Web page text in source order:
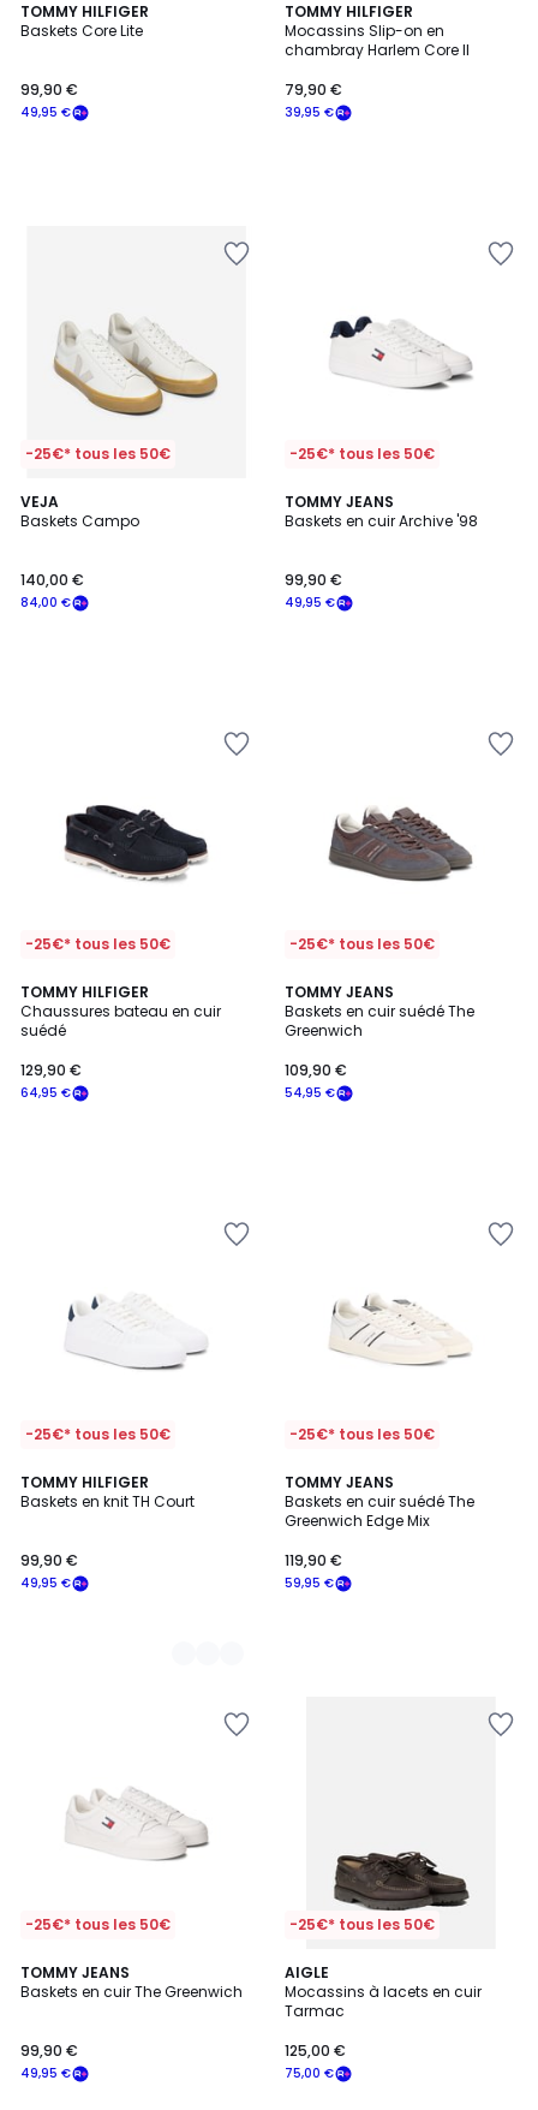
TOMMY HILFIGER
Baskets Core Lite
49,95 €
99,90 €
TOMMY HILFIGER
Mocassins Slip-on en
chambray Harlem Core II
39,95 €
79,90 €
-25€* tous les 50€
VEJA
Baskets Campo
84,00 €
140,00 €
-25€* tous les 50€
TOMMY JEANS
Baskets en cuir Archive '98
49,95 €
99,90 €
-25€* tous les 50€
TOMMY HILFIGER
Chaussures bateau en cuir
suédé
64,95 €
129,90 €
-25€* tous les 50€
TOMMY JEANS
Baskets en cuir suédé The
Greenwich
54,95 €
109,90 €
-25€* tous les 50€
TOMMY HILFIGER
Baskets en knit TH Court
49,95 €
99,90 €
2
Couleurs
-25€* tous les 50€
TOMMY JEANS
Baskets en cuir suédé The
Greenwich Edge Mix
59,95 €
119,90 €
-25€* tous les 50€
TOMMY JEANS
Baskets en cuir The Greenwich
49,95 €
99,90 €
-25€* tous les 50€
AIGLE
Mocassins à lacets en cuir
Tarmac
75,00 €
125,00 €